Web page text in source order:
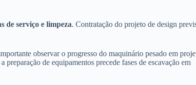
de serviço e limpeza. Contratação do projeto de design
observar o progresso do maquinário pesado em
de equipamentos precede fases de escavação em